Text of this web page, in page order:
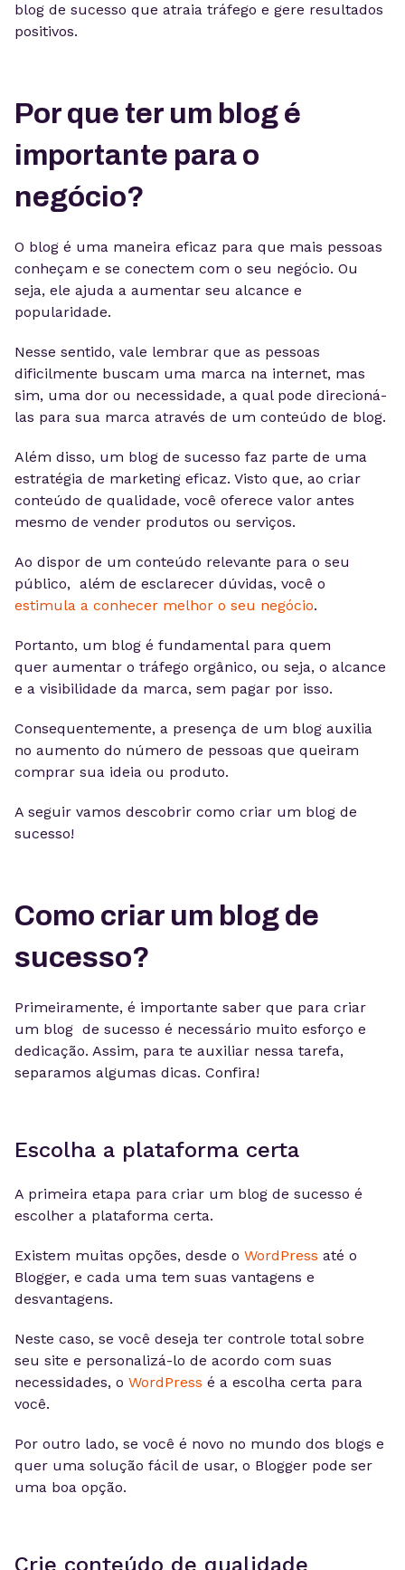
blog de sucesso que atraia tráfego e gere resultados
positivos.
Por que ter um blog é
importante para o
negócio?
O blog é uma maneira eficaz para que mais pessoas
conheçam e se conectem com o seu negócio. Ou
seja, ele ajuda a aumentar seu alcance e
popularidade.
Nesse sentido, vale lembrar que as pessoas
dificilmente buscam uma marca na internet, mas
sim, uma dor ou necessidade, a qual pode direcioná-
las para sua marca através de um conteúdo de blog.
Além disso, um blog de sucesso faz parte de uma
estratégia de marketing eficaz. Visto que, ao criar
conteúdo de qualidade, você oferece valor antes
mesmo de vender produtos ou serviços.
Ao dispor de um conteúdo relevante para o seu
público, além de esclarecer dúvidas, você o
estimula a conhecer melhor o seu negócio.
Portanto, um blog é fundamental para quem
quer aumentar o tráfego orgânico, ou seja, o alcance
e a visibilidade da marca, sem pagar por isso.
Consequentemente, a presença de um blog auxilia
no aumento do número de pessoas que queiram
comprar sua ideia ou produto.
A seguir vamos descobrir como criar um blog de
sucesso!
Como criar um blog de
sucesso?
Primeiramente, é importante saber que para criar
um blog de sucesso é necessário muito esforço e
dedicação. Assim, para te auxiliar nessa tarefa,
separamos algumas dicas. Confira!
Escolha a plataforma certa
A primeira etapa para criar um blog de sucesso é
escolher a plataforma certa.
Existem muitas opções, desde o WordPress até o
Blogger, e cada uma tem suas vantagens e
desvantagens.
Neste caso, se você deseja ter controle total sobre
seu site e personalizá-lo de acordo com suas
necessidades, o WordPress é a escolha certa para
você.
Por outro lado, se você é novo no mundo dos blogs e
quer uma solução fácil de usar, o Blogger pode ser
uma boa opção.
Crie conteúdo de qualidade